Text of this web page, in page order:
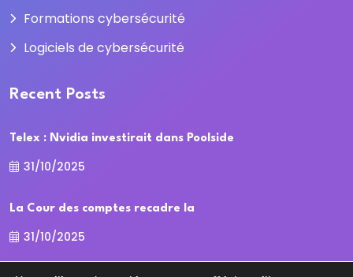
Formations cybersécurité
Logiciels de cybersécurité
Recent Posts
Telex : Nvidia investirait dans Poolside
31/10/2025
La Cour des comptes recadre la
31/10/2025